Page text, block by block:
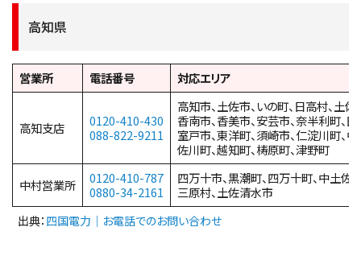
高知県
営業所 電話番号 対応エリア
高知支店
0120-410-430
088-822-9211
高知市、土佐市、いの町、日高村、土
香南市、香美市、安芸市、奈半利町、
室戸市、東洋町、須崎市、仁淀川町、
佐川町、越知町、梼原町、津野町
中村営業所
0120-410-787
0880-34-2161
四万十市、黒潮町、四万十町、中土佐
三原村、土佐清水市
出典： 四国電力｜お電話でのお問い合わせ